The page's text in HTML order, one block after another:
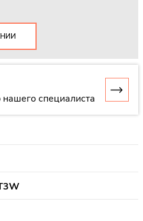
специалиста